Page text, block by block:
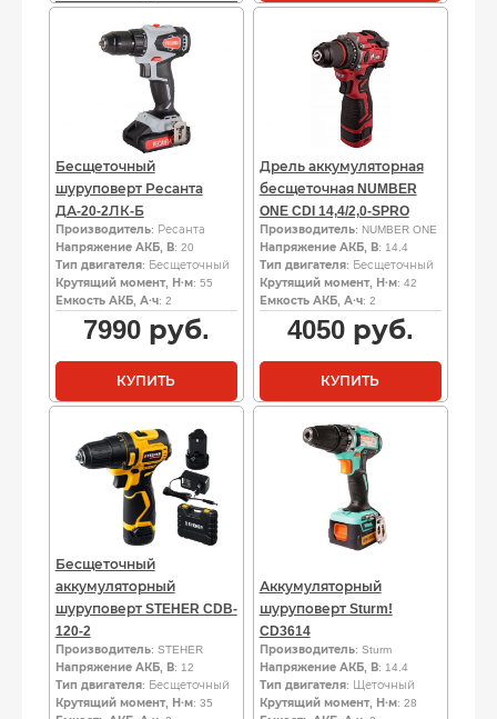
Бесщеточный
шуруповерт Ресанта
ДА-20-2ЛК-Б
Производитель: Ресанта
Напряжение АКБ, В: 20
Тип двигателя: Бесщеточный
Крутящий момент, Н·м: 55
Емкость АКБ, А·ч: 2
7990руб.
КУПИТЬ
Дрель аккумуляторная
бесщеточная NUMBER
ONE CDI 14,4/2,0-SPRO
Производитель: NUMBER ONE
Напряжение АКБ, В: 14.4
Тип двигателя: Бесщеточный
Крутящий момент, Н·м: 42
Емкость АКБ, А·ч: 2
4050руб.
КУПИТЬ
Бесщеточный
аккумуляторный
шуруповерт STEHER CDB-
120-2
Производитель: STEHER
Напряжение АКБ, В: 12
Тип двигателя: Бесщеточный
Крутящий момент, Н·м: 35
Аккумуляторный
шуруповерт Sturm!
CD3614
Производитель: Sturm
Напряжение АКБ, В: 14.4
Тип двигателя: Щеточный
Крутящий момент, Н·м: 28